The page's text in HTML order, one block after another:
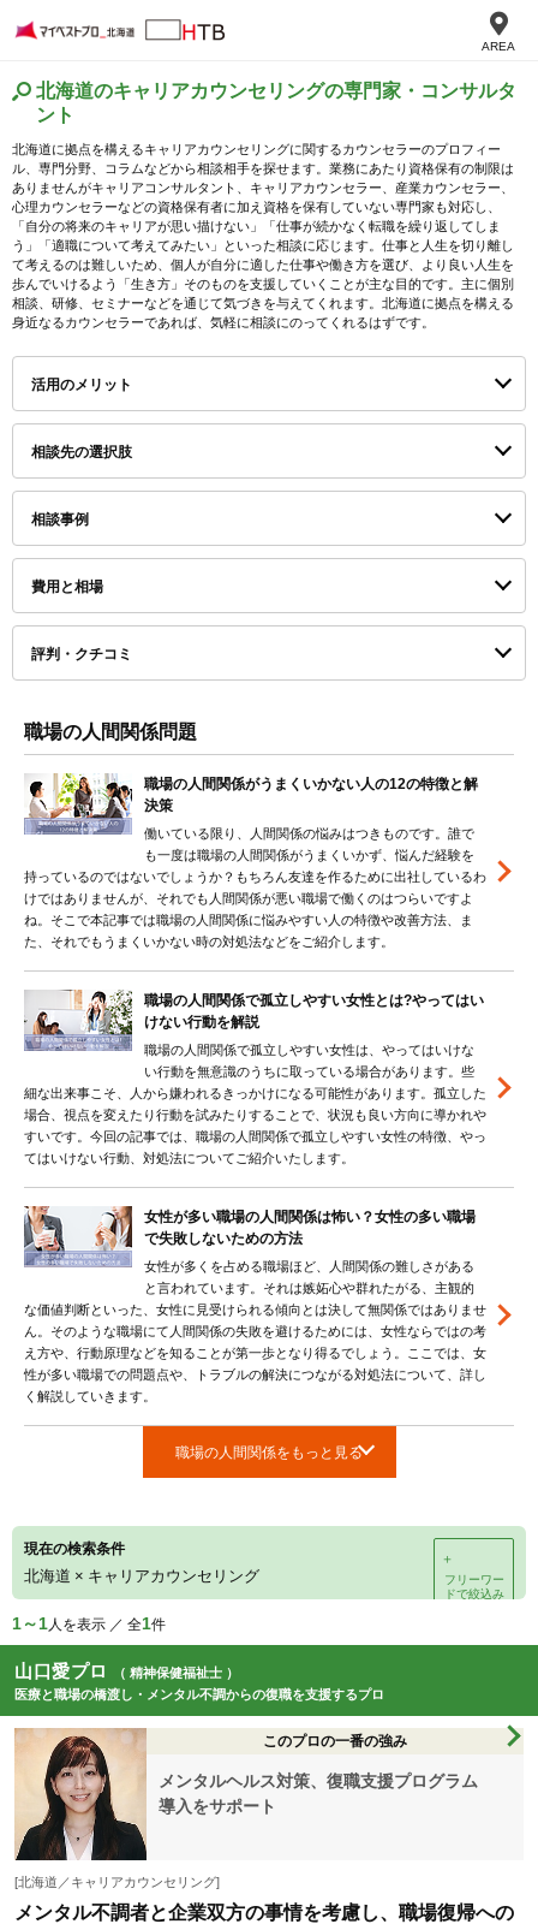
AREA
北海道のキャリアカウンセリングの専門家・コンサルタ
ント
北海道に拠点を構えるキャリアカウンセリングに関するカウンセラーのプロフィー
ル、専門分野、コラムなどから相談相手を探せます。業務にあたり資格保有の制限は
ありませんがキャリアコンサルタント、キャリアカウンセラー、産業カウンセラー、
心理カウンセラーなどの資格保有者に加え資格を保有していない専門家も対応し、
「自分の将来のキャリアが思い描けない」「仕事が続かなく転職を繰り返してしま
う」「適職について考えてみたい」といった相談に応じます。仕事と人生を切り離し
て考えるのは難しいため、個人が自分に適した仕事や働き方を選び、より良い人生を
歩んでいけるよう「生き方」そのものを支援していくことが主な目的です。主に個別
相談、研修、セミナーなどを通じて気づきを与えてくれます。北海道に拠点を構える
身近なるカウンセラーであれば、気軽に相談にのってくれるはずです。
活用のメリット
相談先の選択肢
相談事例
費用と相場
評判・クチコミ
職場の人間関係問題
職場の人間関係がうまくいかない人の12の特徴と解
決策
働いている限り、人間関係の悩みはつきものです。誰で
も一度は職場の人間関係がうまくいかず、悩んだ経験を
持っているのではないでしょうか？もちろん友達を作るために出社しているわ
けではありませんが、それでも人間関係が悪い職場で働くのはつらいですよ
ね。そこで本記事では職場の人間関係に悩みやすい人の特徴や改善方法、ま
た、それでもうまくいかない時の対処法などをご紹介します。
職場の人間関係で孤立しやすい女性とは?やってはい
けない行動を解説
職場の人間関係で孤立しやすい女性は、やってはいけな
い行動を無意識のうちに取っている場合があります。些
細な出来事こそ、人から嫌われるきっかけになる可能性があります。孤立した
場合、視点を変えたり行動を試みたりすることで、状況も良い方向に導かれや
すいです。今回の記事では、職場の人間関係で孤立しやすい女性の特徴、やっ
てはいけない行動、対処法についてご紹介いたします。
女性が多い職場の人間関係は怖い？女性の多い職場
で失敗しないための方法
女性が多くを占める職場ほど、人間関係の難しさがある
と言われています。それは嫉妬心や群れたがる、主観的
な価値判断といった、女性に見受けられる傾向とは決して無関係ではありませ
ん。そのような職場にて人間関係の失敗を避けるためには、女性ならではの考
え方や、行動原理などを知ることが第一歩となり得るでしょう。ここでは、女
性が多い職場での問題点や、トラブルの解決につながる対処法について、詳し
く解説していきます。
職場の人間関係をもっと見る
現在の検索条件
北海道 × キャリアカウンセリング
＋
フリーワー
ドで絞込み
1～1人を表示 ／ 全1件
山口愛プロ
（ 精神保健福祉士 ）
医療と職場の橋渡し・メンタル不調からの復職を支援するプロ
このプロの一番の強み
メンタルヘルス対策、復職支援プログラム
導入をサポート
[北海道／キャリアカウンセリング]
メンタル不調者と企業双方の事情を考慮し、職場復帰への